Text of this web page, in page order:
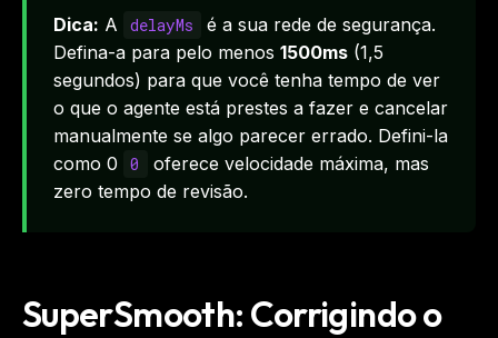
Dica: A delayMs
é a sua rede de segurança.
Defina-a para pelo menos 1500ms (1,5
segundos) para que você tenha tempo de ver
o que o agente está prestes a fazer e cancelar
manualmente se algo parecer errado. Defini-la
como 0
0
oferece velocidade máxima, mas
zero tempo de revisão.
SuperSmooth: Corrigindo o